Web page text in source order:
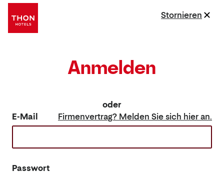
Anmelden
oder
E-Mail
Firmenvertrag? Melden Sie sich hier an.
Passwort
Stornieren